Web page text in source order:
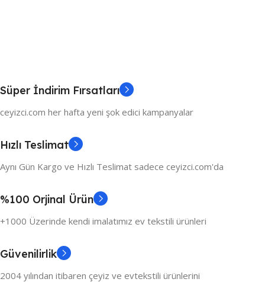
Süper İndirim Fırsatları
ceyizci.com her hafta yeni şok edici kampanyalar
Hızlı Teslimat
Aynı Gün Kargo ve Hızlı Teslimat sadece ceyizci.com'da
%100 Orjinal Ürün
+1000 Üzerinde kendi imalatımız ev tekstili ürünleri
Güvenilirlik
2004 yılından itibaren çeyiz ve evtekstili ürünlerini